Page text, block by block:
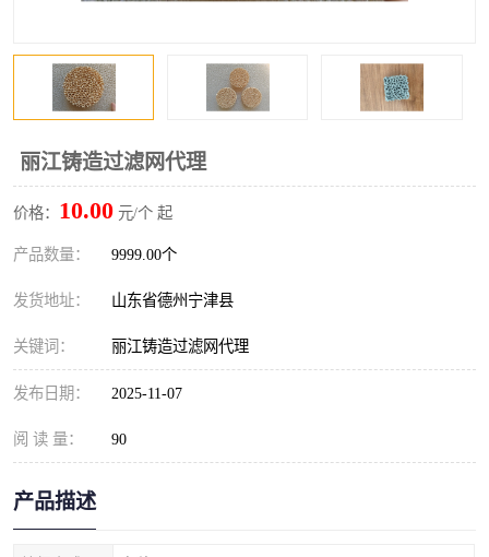
丽江铸造过滤网代理
价格： 10.00 元/个 起
产品数量： 9999.00个
发货地址： 山东省德州宁津县
关键词： 丽江铸造过滤网代理
发布日期： 2025-11-07
阅 读 量： 90
产品描述